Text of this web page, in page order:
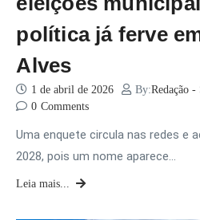
política já ferve
Alves
1 de abril de 2026 By:Redação -
0 Comments
Uma enquete circula nas redes e
2028, pois um nome aparece…
Leia mais...